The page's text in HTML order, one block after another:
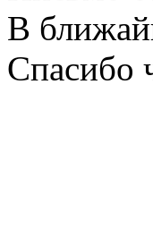
В
Спасибо